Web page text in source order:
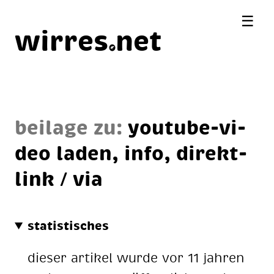
wirres net
beilage zu: you­tube-vi­
deo la­den, in­fo, di­rekt­
link / via
statistisches
dieser artikel wurde vor 11 jahren
☰